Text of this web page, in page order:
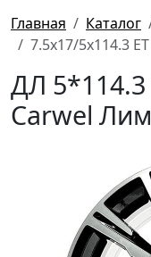
Главная Каталог
7.5x17/5x114.3
ДЛ 5*114.3
Carwel